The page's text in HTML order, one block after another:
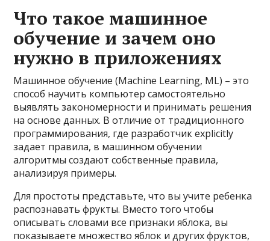
Что такое машинное
обучение и зачем оно
нужно в приложениях
Машинное обучение (Machine Learning, ML) – это
способ научить компьютер самостоятельно
выявлять закономерности и принимать решения
на основе данных. В отличие от традиционного
программирования, где разработчик explicitly
задает правила, в машинном обучении
алгоритмы создают собственные правила,
анализируя примеры.
Для простоты представьте, что вы учите ребенка
распознавать фрукты. Вместо того чтобы
описывать словами все признаки яблока, вы
показываете множество яблок и других фруктов,